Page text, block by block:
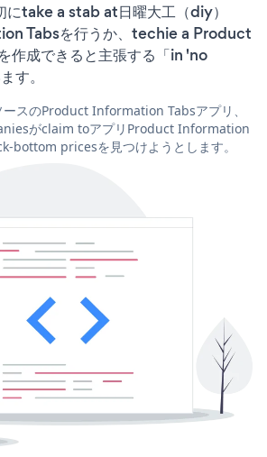
にtake a stab at日曜大工（diy）
Tabsを行うか、techie a Product
成できると主張する「in 'no
す。
スのProduct Information Tabsアプリ、
がclaim toアプリProduct Information
bottom pricesを見つけようとします。